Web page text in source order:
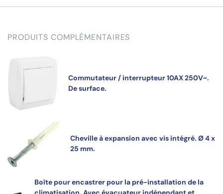
PRODUITS COMPLÉMENTAIRES
Commutateur / interrupteur 10AX 250V~.
De surface.
Cheville à expansion avec vis intégré. Ø 4 x
25 mm.
Boîte pour encastrer pour la pré-installation de la